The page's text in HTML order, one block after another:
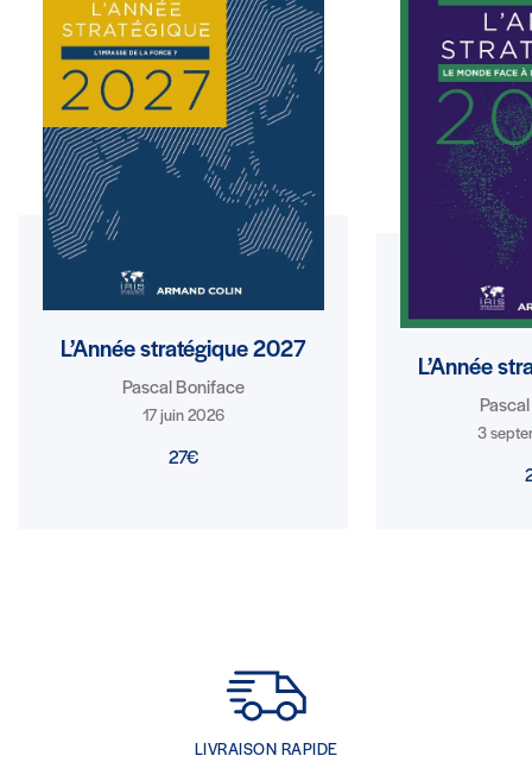
L’Année stratégique 2027
Pascal Boniface
17 juin 2026
27€
L’Année
3
LIVRAISON RAPIDE